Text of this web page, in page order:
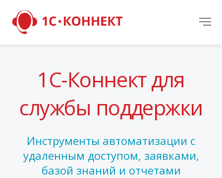
1С-Коннект для
службы поддержки
Инструменты автоматизации с
удаленным доступом, заявками,
базой знаний и отчетами